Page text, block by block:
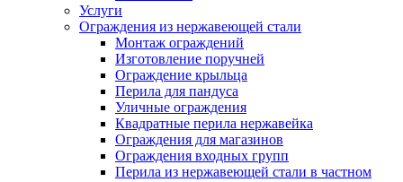
Услуги
Ограждения из нержавеющей стали
Монтаж ограждений
Изготовление поручней
Ограждение крыльца
Перила для пандуса
Уличные ограждения
Квадратные перила нержавейка
Ограждения для магазинов
Ограждения входных групп
Перила из нержавеющей стали в частном